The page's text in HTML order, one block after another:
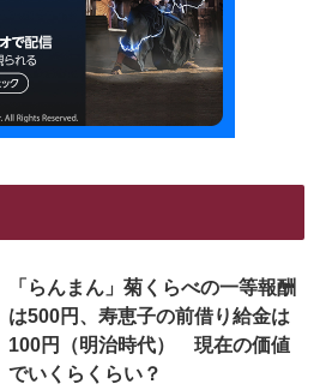
「らんまん」菊くらべの一等報酬
は500円、寿恵子の前借り給金は
100円（明治時代） 現在の価値
でいくらくらい？